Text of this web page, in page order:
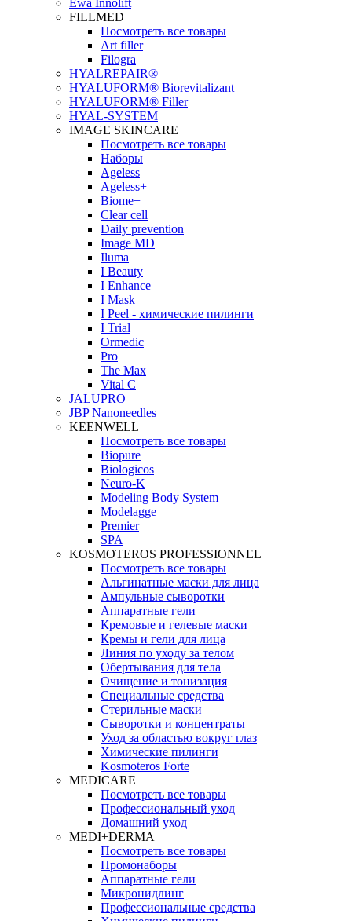
Ewa Innolift
FILLMED
Посмотреть все товары
Art filler
Filogra
НYALREPAIR®
HYALUFORM® Biorevitalizant
HYALUFORM® Filler
HYAL-SYSTEM
IMAGE SKINCARE
Посмотреть все товары
Наборы
Ageless
Ageless+
Biome+
Clear cell
Daily prevention
Image MD
Iluma
I Beauty
I Enhance
I Mask
I Peel - химические пилинги
I Trial
Ormedic
Pro
The Max
Vital C
JALUPRO
JBP Nanoneedles
KEENWELL
Посмотреть все товары
Biopure
Biologicos
Neuro‑K
Modeling Body System
Modelagge
Premier
SPA
KOSMOTEROS PROFESSIONNEL
Посмотреть все товары
Альгинатные маски для лица
Ампульные сыворотки
Аппаратные гели
Кремовые и гелевые маски
Кремы и гели для лица
Линия по уходу за телом
Обертывания для тела
Очищение и тонизация
Специальные средства
Стерильные маски
Сыворотки и концентраты
Уход за областью вокруг глаз
Химические пилинги
Kosmoteros Forte
MEDICARE
Посмотреть все товары
Профессиональный уход
Домашний уход
MEDI+DERMA
Посмотреть все товары
Промонаборы
Аппаратные гели
Микронидлинг
Профессиональные средства